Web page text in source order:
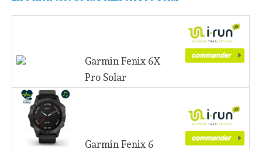
Garmin Fenix 6X
Pro Solar
Garmin Fenix 6